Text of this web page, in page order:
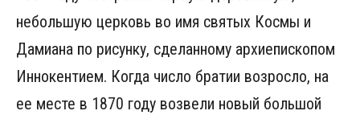
небольшую церковь во имя святых Космы и
Дамиана по рисунку, сделанному архиепископом
Иннокентием. Когда число братии возросло, на
ее месте в 1870 году возвели новый большой